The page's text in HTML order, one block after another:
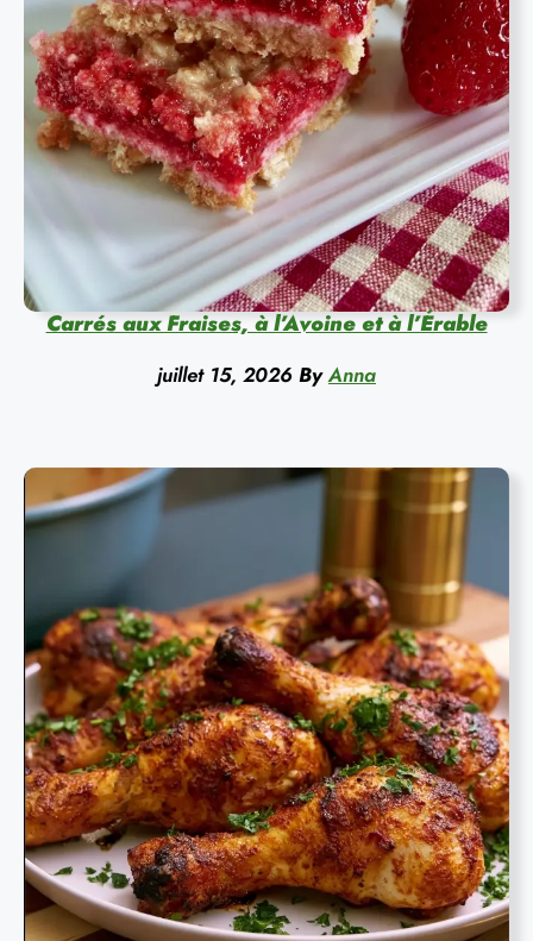
Carrés aux Fraises, à l’Avoine et à l’Érable
juillet 15, 2026 By Anna